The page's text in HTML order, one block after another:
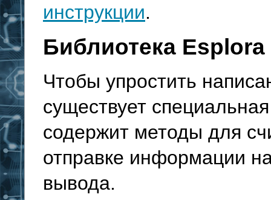
инструкции.
Библиотека Esplora
Чтобы упростить
существует
содержит методы для
отправке информации
вывода.